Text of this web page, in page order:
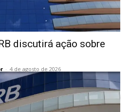
discutirá ação sobre
- 4 de agosto de 2026